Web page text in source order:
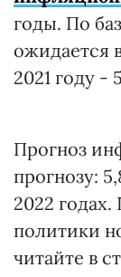
годы. По
ожидается
2021 году -
Прогноз
прогнозу:
2022
политики
читайте в